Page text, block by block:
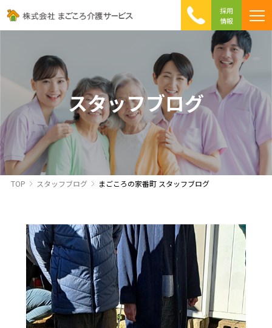
採用
情報
ころ介護の特徴
への取り組み
相談 Q&A
て介護を利用する方へ
スタッフブログ
TOP スタッフブログ まごころの家番町 スタッフブログ